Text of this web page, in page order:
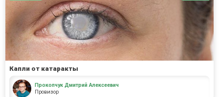
Капли от катаракты
Прокопчук Дмитрий Алексеевич
Провизор